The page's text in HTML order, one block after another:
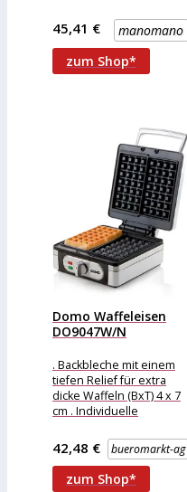
fast im Minutentakt. Dank
der extra
manomano
45,41 €
zum Shop*
Domo Waffeleisen
DO9047W/N
Belgische Waffeln,...
. Backbleche mit einem
tiefen Relief für extra
dicke Waffeln (BxT) 4 x 7
cm . Individuelle
durch regelbaresbueromarkt-ag
42,48 €
zum Shop*